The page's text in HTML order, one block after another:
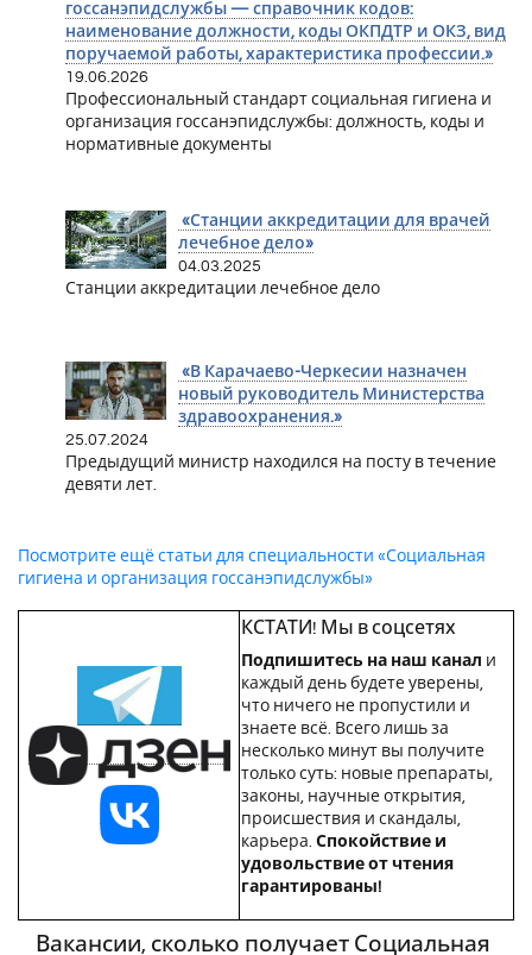
госсанэпидслужбы — справочник кодов:
наименование должности, коды ОКПДТР и ОКЗ, вид
поручаемой работы, характеристика профессии.»
19.06.2026
Профессиональный стандарт социальная гигиена и
организация госсанэпидслужбы: должность, коды и
нормативные документы
«Станции аккредитации для врачей
лечебное дело»
04.03.2025
Станции аккредитации лечебное дело
«В Карачаево-Черкесии назначен
новый руководитель Министерства
здравоохранения.»
25.07.2024
Предыдущий министр находился на посту в течение
девяти лет.
Посмотрите ещё статьи для специальности «Социальная
гигиена и организация госсанэпидслужбы»
КСТАТИ! Мы в соцсетях
Подпишитесь на наш канал и
каждый день будете уверены,
что ничего не пропустили и
знаете всё. Всего лишь за
несколько минут вы получите
только суть: новые препараты,
законы, научные открытия,
происшествия и скандалы,
карьера. Спокойствие и
удовольствие от чтения
гарантированы!
Вакансии, сколько получает Социальная